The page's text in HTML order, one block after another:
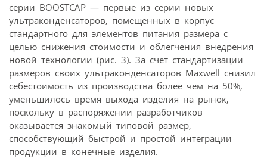
серии BOOSTCAP — первые из серии новых
ультраконденсаторов, помещенных в корпус
стандартного для элементов питания размера с
целью снижения стоимости и облегчения внедрения
новой технологии (рис. 3). За счет стандартизации
размеров своих ультраконденсаторов Maxwell снизил
себестоимость из производства более чем на 50%,
уменьшилось время выхода изделия на рынок,
поскольку в распоряжении разработчиков
оказывается знакомый типовой размер,
способствующий быстрой и простой интеграции
продукции в конечные изделия.